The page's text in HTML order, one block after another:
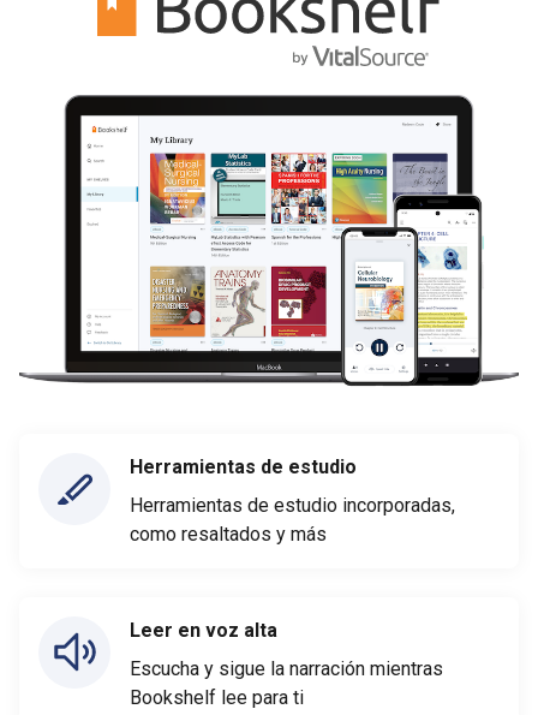
Herramientas de estudio
Herramientas de estudio incorporadas,
como resaltados y más
Leer en voz alta
Escucha y sigue la narración mientras
Bookshelf lee para ti